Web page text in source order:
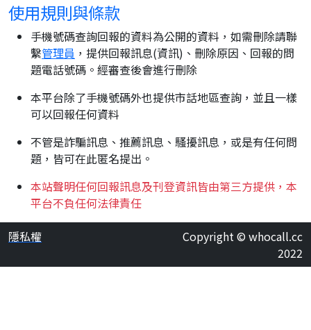
使用規則與條款
手機號碼查詢回報的資料為公開的資料，如需刪除請聯
繫管理員 ，提供回報訊息(資訊)、刪除原因、回報的問
題電話號碼。經審查後會進行刪除
本平台除了手機號碼外也提供市話地區查詢，並且一樣
可以回報任何資料
不管是詐騙訊息、推薦訊息、騷擾訊息，或是有任何問
題，皆可在此匿名提出。
本站聲明任何回報訊息及刊登資訊皆由第三方提供，本
平台不負任何法律責任
隱私權
Copyright © whocall.cc
2022